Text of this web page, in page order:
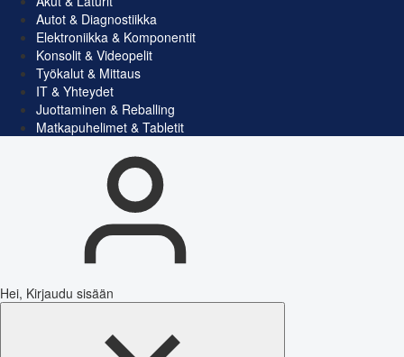
Autot & Diagnostiikka
Elektroniikka & Komponentit
Konsolit & Videopelit
Työkalut & Mittaus
IT & Yhteydet
Juottaminen & Reballing
Matkapuhelimet & Tabletit
Hei, Kirjaudu sisään